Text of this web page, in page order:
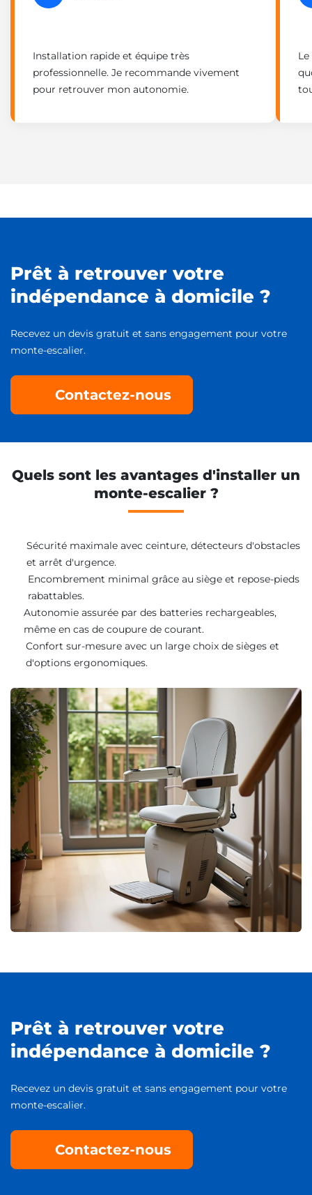
Installation rapide et équipe très
professionnelle. Je recommande vivement
pour retrouver mon autonomie.
Prêt à retrouver votre
indépendance à domicile ?
Recevez un devis gratuit et sans engagement pour votre
monte-escalier.
Contactez-nous
Quels sont les avantages d'installer un
monte-escalier ?
Sécurité maximale avec ceinture, détecteurs d'obstacles
et arrêt d'urgence.
Encombrement minimal grâce au siège et repose-pieds
rabattables.
Autonomie assurée par des batteries rechargeables,
même en cas de coupure de courant.
Confort sur-mesure avec un large choix de sièges et
d'options ergonomiques.
Prêt à retrouver votre
indépendance à domicile ?
Recevez un devis gratuit et sans engagement pour votre
monte-escalier.
Contactez-nous